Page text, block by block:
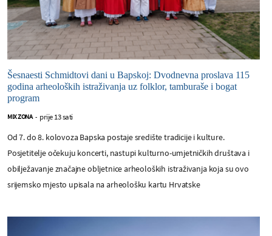
Šesnaesti Schmidtovi dani u Bapskoj: Dvodnevna proslava 115
godina arheoloških istraživanja uz folklor, tamburaše i bogat
program
MIX ZONA - prije 13 sati
Od 7. do 8. kolovoza Bapska postaje središte tradicije i kulture.
Posjetitelje očekuju koncerti, nastupi kulturno-umjetničkih društava i
obilježavanje značajne obljetnice arheoloških istraživanja koja su ovo
srijemsko mjesto upisala na arheološku kartu Hrvatske